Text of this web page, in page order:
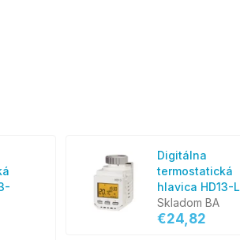
Digitálna
termostatická
hlavica HD13-L
Skladom BA
€24,82